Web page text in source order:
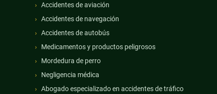
Accidentes de aviación
Accidentes de navegación
Accidentes de autobús
Medicamentos y productos peligrosos
Mordedura de perro
Negligencia médica
Abogado especializado en accidentes de tráfico